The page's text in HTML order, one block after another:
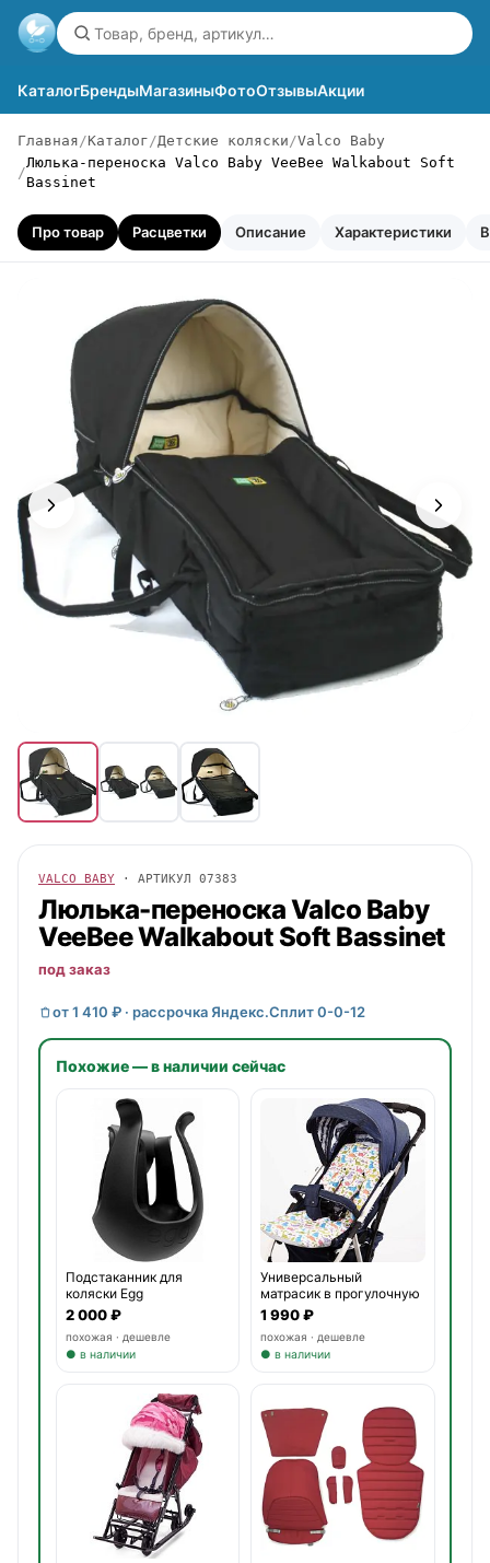
КаталогБрендыМагазиныФотоОтзывыАкции
Главная Каталог Детские коляски Valco Baby
Люлька-переноска Valco Baby VeeBee Walkabout Soft
Bassinet
Про товар Расцветки Описание Характеристики
VALCO BABY · АРТИКУЛ 07383
Люлька-переноскаValco Baby
VeeBee Walkabout Soft Bassinet
под заказ
от 1 410 ₽ · рассрочка Яндекс.Сплит 0-0-12
Похожие — в наличии сейчас
Подстаканник для
коляски Egg
2 000 ₽
похожая · дешевле
● в наличии
Универсальный
матрасик в прогулочную
коляску
1 990 ₽
похожая · дешевле
● в наличии